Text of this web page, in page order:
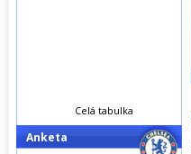
Celá tabulka
Anketa